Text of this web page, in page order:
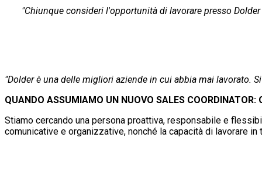
"Chiunque consideri l'opportunità di lavorare presso
"Dolder è una delle migliori aziende in cui abbia mai lavorato.
QUANDO ASSUMIAMO UN NUOVO SALES
Stiamo cercando una persona proattiva, responsabile e
comunicative e organizzative, nonché la capacità di lavorare in